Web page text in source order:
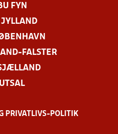
FYN
JYLLAND
FALSTER
PRIVATLIVS-POLITIK